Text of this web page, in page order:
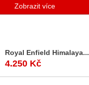
Zobrazit více
Royal Enfield Himalaya...
4.250 Kč